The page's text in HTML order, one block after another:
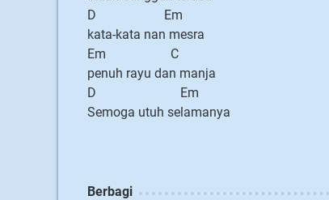
D Em
kata-kata nan mesra
Em C
penuh rayu dan manja
D Em
Semoga utuh selamanya
Berbagi